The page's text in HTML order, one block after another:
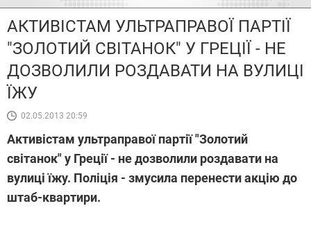
АКТИВІСТАМ УЛЬТРАПРАВОЇ ПАРТІЇ
"ЗОЛОТИЙ СВІТАНОК" У ГРЕЦІЇ - НЕ
ДОЗВОЛИЛИ РОЗДАВАТИ НА ВУЛИЦІ
ЇЖУ
02.05.2013 20:59
Активістам ультраправої партії "Золотий
світанок" у Греції - не дозволили роздавати на
вулиці їжу. Поліція - змусила перенести акцію до
штаб-квартири.